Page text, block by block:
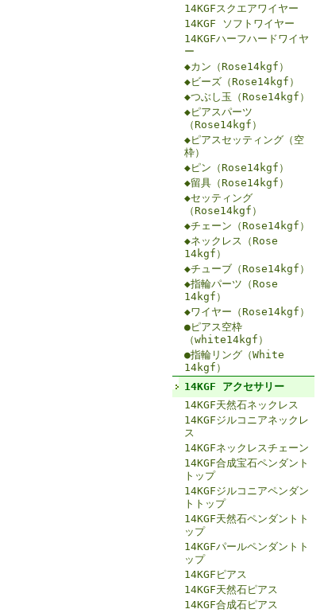
14KGFスクエアワイヤー
14KGF ソフトワイヤー
14KGFハーフハードワイヤ
ー
◆カン（Rose14kgf）
◆ビーズ（Rose14kgf）
◆つぶし玉（Rose14kgf）
◆ピアスパーツ
（Rose14kgf）
◆ピアスセッティング（空
枠）
◆ピン（Rose14kgf）
◆留具（Rose14kgf）
◆セッティング
（Rose14kgf）
◆チェーン（Rose14kgf）
◆ネックレス（Rose
14kgf）
◆チューブ（Rose14kgf）
◆指輪パーツ（Rose
14kgf）
◆ワイヤー（Rose14kgf）
●ピアス空枠
（white14kgf）
●指輪リング（White
14kgf）
14KGF アクセサリー
14KGF天然石ネックレス
14KGFジルコニアネックレ
ス
14KGFネックレスチェーン
14KGF合成宝石ペンダント
トップ
14KGFジルコニアペンダン
トトップ
14KGF天然石ペンダントト
ップ
14KGFパールペンダントト
ップ
14KGFピアス
14KGF天然石ピアス
14KGF合成石ピアス